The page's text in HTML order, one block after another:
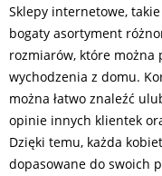
Sklepy internetowe,
bogaty asortyment
rozmiarów, które można
wychodzenia z domu.
można łatwo znaleźć
opinie innych klientek
Dzięki temu, każda
dopasowane do swoich